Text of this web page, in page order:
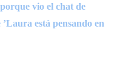
vio el chat de
está pensando en